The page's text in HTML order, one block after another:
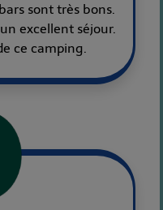
sont très bons.
excellent séjour.
ce camping.